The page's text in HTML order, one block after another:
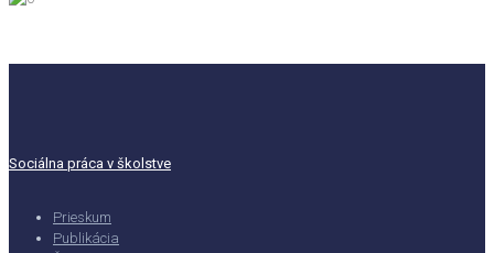
Sociálna práca v školstve
Prieskum
Publikácia